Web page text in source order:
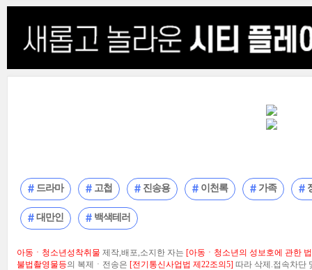
드라마 고첩 진송용 이천록 가족
대만인 백색테러
아동ㆍ청소년성착취물 제작,배포,소지한 자는 [아동ㆍ청소년의 성보호에 관한
불법촬영물등의 복제ㆍ전송은 [전기통신사업법 제22조의5] 따라 삭제.접속차단